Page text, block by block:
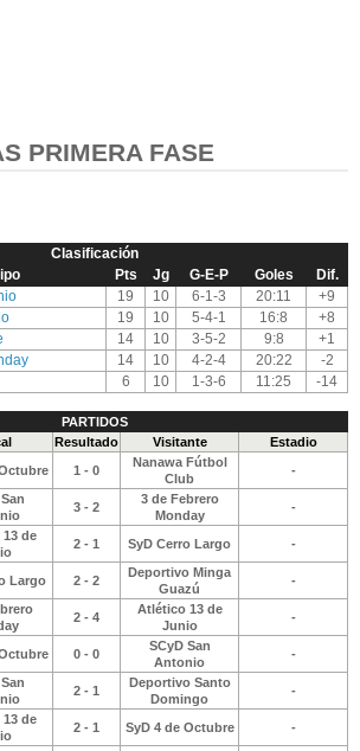
PRIMERA FASE
Clasificación
Pts Jg G-E-P Goles
Dif.
19 10 6-1-3 20:11
+9
19 10 5-4-1 16:8
+8
14 10 3-5-2 9:8
+1
14 10 4-2-4 20:22
-2
6 10 1-3-6 11:25 -14
PARTIDOS
Resultado Visitante Estadio
1 - 0
Nanawa Fútbol
Club
-
3 - 2
3 de Febrero
Monday
-
de
2 - 1 SyD Cerro Largo -
Largo 2 - 2
Deportivo Minga
Guazú
-
2 - 4
Atlético 13 de
Junio
-
0 - 0
SCyD San
Antonio
-
2 - 1
Deportivo Santo
Domingo
-
de
2 - 1 SyD 4 de Octubre
-